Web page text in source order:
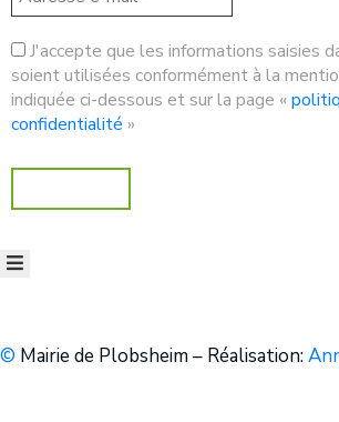
J'accepte que les informations saisies
soient utilisées conformément à la
indiquée ci-dessous et sur la page «
confidentialité »
© Mairie de Plobsheim – Réalisation: